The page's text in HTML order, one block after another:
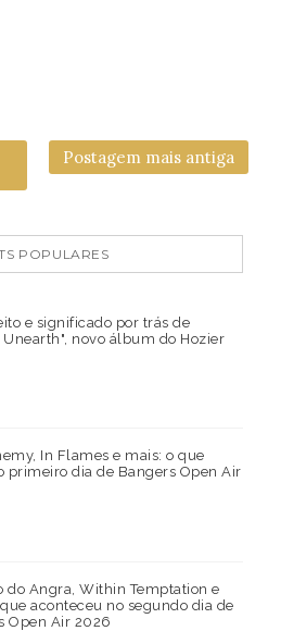
Postagem mais antiga
POPULARES
e significado por trás de
Unearth", novo álbum do Hozier
In Flames e mais: o que
primeiro dia de Bangers Open Air
do Angra, Within Temptation e
aconteceu no segundo dia de
Open Air 2026